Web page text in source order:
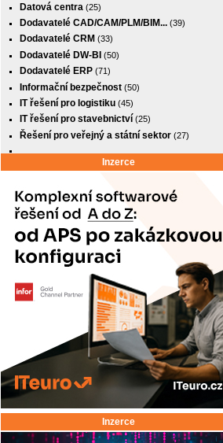
Datová centra (25)
Dodavatelé CAD/CAM/PLM/BIM... (39)
Dodavatelé CRM (33)
Dodavatelé DW-BI (50)
Dodavatelé ERP (71)
Informační bezpečnost (50)
IT řešení pro logistiku (45)
IT řešení pro stavebnictví (25)
Řešení pro veřejný a státní sektor (27)
Inzerce
Inzerce